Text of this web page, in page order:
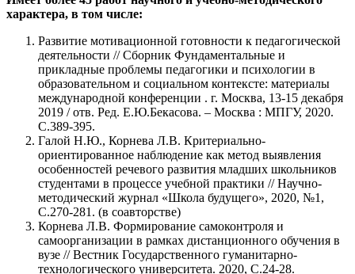
характера, в том числе:
Развитие мотивационной готовности к педагогической
деятельности // Сборник Фундаментальные и
прикладные проблемы педагогики и психологии в
образовательном и социальном контексте: материалы
международной конференции . г. Москва, 13-15 декабря
2019 / отв. Ред. Е.Ю.Бекасова. – Москва : МПГУ, 2020.
С.389-395.
Галой Н.Ю., Корнева Л.В. Критериально-
ориентированное наблюдение как метод выявления
особенностей речевого развития младших школьников
студентами в процессе учебной практики // Научно-
методический журнал «Школа будущего», 2020, №1,
С.270-281. (в соавторстве)
Корнева Л.В. Формирование самоконтроля и
самоорганизации в рамках дистанционного обучения в
вузе // Вестник Государственного гуманитарно-
технологического университета. 2020, С.24-28.